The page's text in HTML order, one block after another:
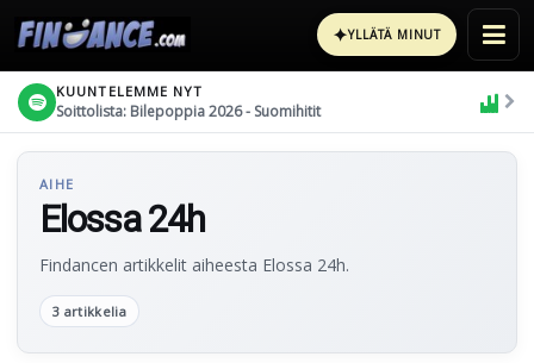
✦YLLÄTÄ MINUT
KUUNTELEMME NYT
Soittolista: Bilepoppia 2026 - Suomihitit
AIHE
Elossa 24h
Findancen artikkelit aiheesta Elossa 24h.
3 artikkelia